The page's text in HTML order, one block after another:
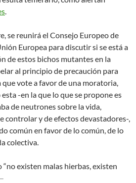
.
se reunirá el Consejo Europeo de
Europea para discutir si se está a
de estos bichos mutantes en la
al principio de precaución para
vote a favor de una moratoria,
-en la que lo que se propone es
de neutrones sobre la vida,
controlar y de efectos devastadores-,
común en favor de lo común, de lo
colectiva.
existen malas hierbas, existen